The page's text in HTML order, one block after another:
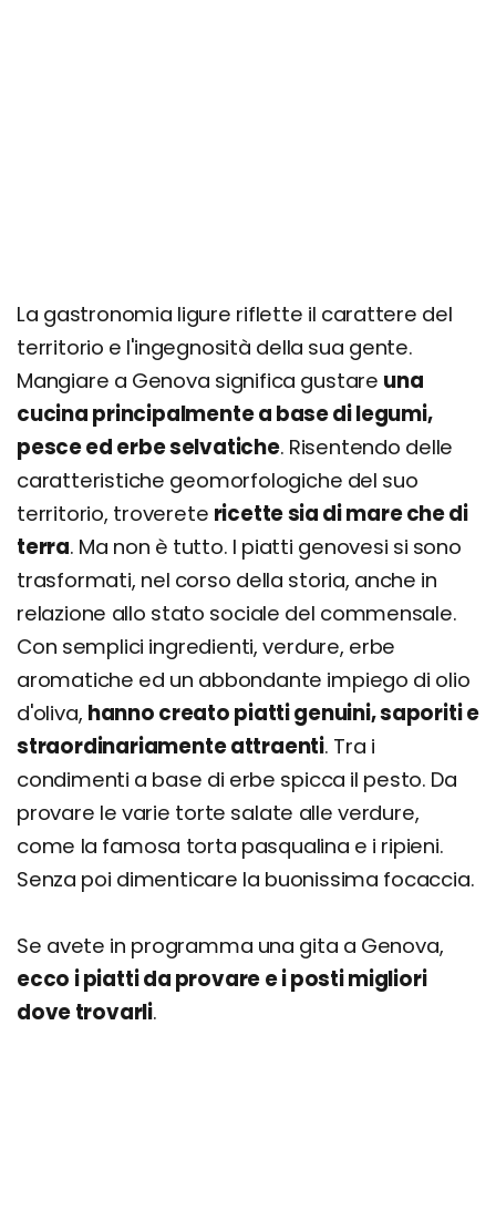
La gastronomia ligure riflette il carattere del
territorio e l'ingegnosità della sua gente.
Mangiare a Genova significa gustare una
cucina principalmente a base di legumi,
pesce ed erbe selvatiche. Risentendo delle
caratteristiche geomorfologiche del suo
territorio, troverete ricette sia di mare che di
terra. Ma non è tutto. I piatti genovesi si sono
trasformati, nel corso della storia, anche in
relazione allo stato sociale del commensale.
Con semplici ingredienti, verdure, erbe
aromatiche ed un abbondante impiego di olio
d'oliva, hanno creato piatti genuini, saporiti e
straordinariamente attraenti. Tra i
condimenti a base di erbe spicca il pesto. Da
provare le varie torte salate alle verdure,
come la famosa torta pasqualina e i ripieni.
Senza poi dimenticare la buonissima focaccia.
Se avete in programma una gita a Genova,
ecco i piatti da provare e i posti migliori
dove trovarli.